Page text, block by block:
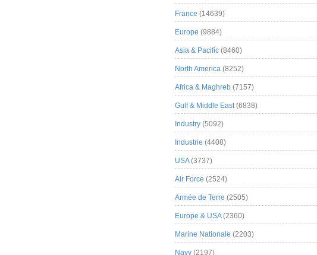
France (14639)
Europe (9884)
Asia & Pacific (8460)
North America (8252)
Africa & Maghreb (7157)
Gulf & Middle East(6838)
Industry (5092)
Industrie (4408)
USA(3737)
Air Force (2524)
Armée de Terre (2505)
Europe & USA(2360)
Marine Nationale (2203)
Navy (2197)